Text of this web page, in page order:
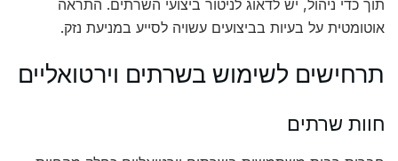
תוך כדי ניהול, יש לדאוג לניטור ביצועי השרתים. התראה
אוטומטית על בעיות בביצועים עשויה לסייע במניעת נזק.
תרחישים לשימוש בשרתים וירטואליים
חוות שרתים